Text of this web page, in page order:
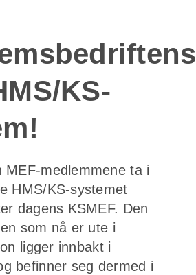
KS-
MEF-medlemmene ta i
HMS/KS-systemet
dagens KSMEF. Den
som nå er ute i
ligger innbakt i
befinner seg dermed i